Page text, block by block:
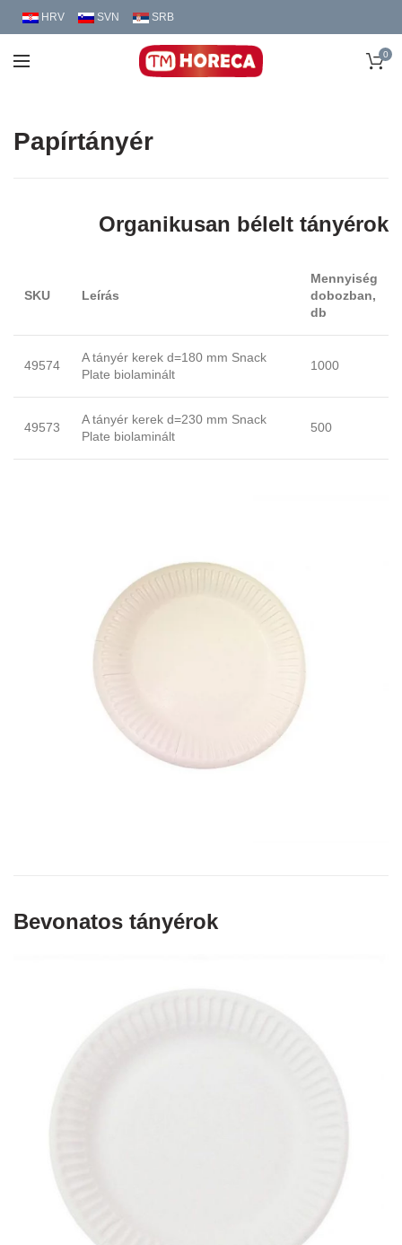
HRV SVN SRB
0
Papírtányér
Organikusan bélelt tányérok
SKU Leírás
Mennyiség
dobozban,
db
49574
A tányér kerek d=180 mm Snack
Plate biolaminált
1000
49573
A tányér kerek d=230 mm Snack
Plate biolaminált
500
Bevonatos tányérok